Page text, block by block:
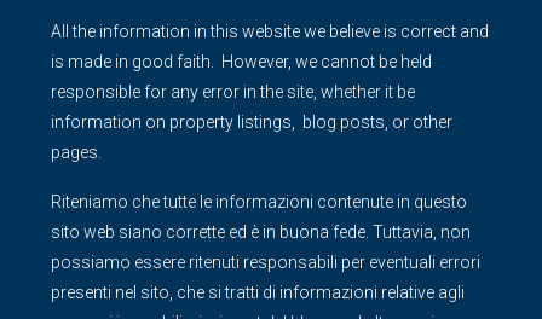
All the information in this website we believe is correct and
is made in good faith. However, we cannot be held
responsible for any error in the site, whether it be
information on property listings, blog posts, or other
pages.
Riteniamo che tutte le informazioni contenute in questo
sito web siano corrette ed è in buona fede. Tuttavia, non
possiamo essere ritenuti responsabili per eventuali errori
presenti nel sito, che si tratti di informazioni relative agli